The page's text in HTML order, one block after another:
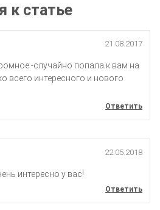
к статье
21.08.2017
-случайно попала к вам на
всего интересного и нового
Ответить
22.05.2018
интересно у вас!
Ответить